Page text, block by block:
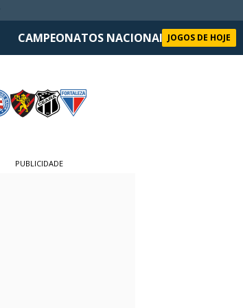
CAMPEONATOS NACIONAIS SELEÇÃO
JOGOS DE HOJE
PUBLICIDADE